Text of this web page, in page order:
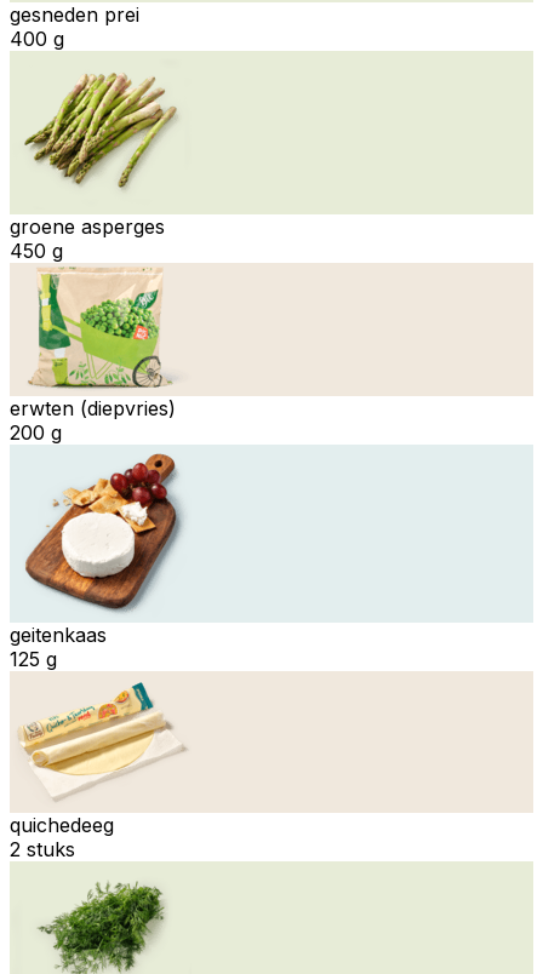
gesneden prei
400 g
groene asperges
450 g
erwten (diepvries)
200 g
geitenkaas
125 g
quichedeeg
2 stuks